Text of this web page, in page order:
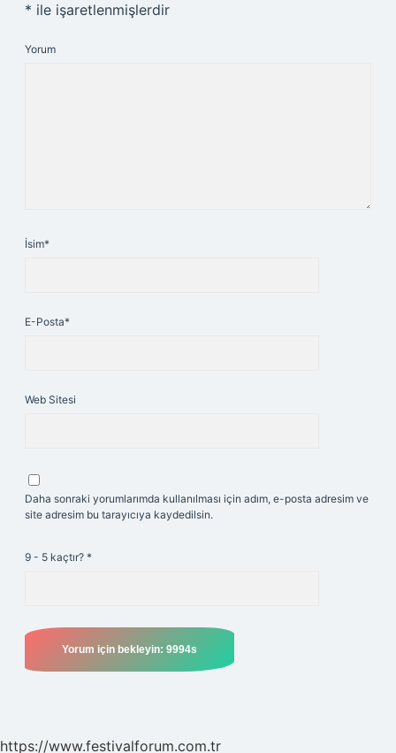
* ile işaretlenmişlerdir
Yorum
İsim*
E-Posta*
Web Sitesi
Daha sonraki yorumlarımda kullanılması için adım, e-posta adresim ve
site adresim bu tarayıcıya kaydedilsin.
9 - 5 kaçtır? *
https://www.festivalforum.com.tr